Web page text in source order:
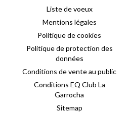
Liste de voeux
Mentions légales
Politique de cookies
Politique de protection des
données
Conditions de vente au public
Conditions EQ Club La
Garrocha
Sitemap